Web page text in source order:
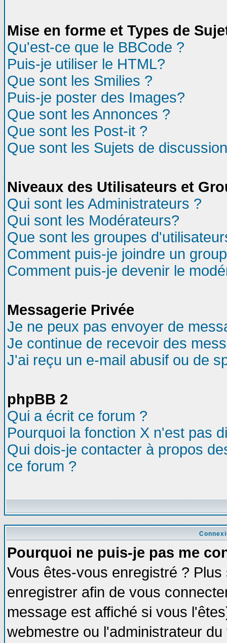
Mise en forme et Types de
Qu'est-ce que le BBCode ?
Puis-je utiliser le HTML?
Que sont les Smilies ?
Puis-je poster des Images?
Que sont les Annonces ?
Que sont les Post-it ?
Que sont les Sujets de
Niveaux des Utilisateurs et
Qui sont les Administrateurs ?
Qui sont les Modérateurs?
Que sont les groupes
Comment puis-je joindre un
Comment puis-je devenir le
Messagerie Privée
Je ne peux pas envoyer de
Je continue de recevoir des
J'ai reçu un e-mail abusif ou de
phpBB 2
Qui a écrit ce forum ?
Pourquoi la fonction X n'est pas
Qui dois-je contacter à propos
ce forum ?
Pourquoi ne puis-je pas me
Vous êtes-vous enregistré ?
enregistrer afin de vous
message est affiché si vous
webmestre ou l'administrateur